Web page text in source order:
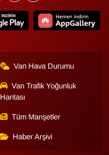
Van Hava Durumu
Van Trafik Yoğunluk
Haritası
Tüm Manşetler
Haber Arşivi